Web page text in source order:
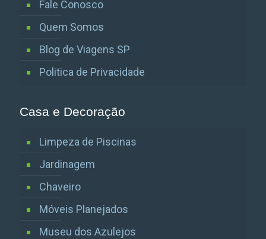
Fale Conosco
Quem Somos
Blog de Viagens SP
Politica de Privacidade
Casa e Decoração
Limpeza de Piscinas
Jardinagem
Chaveiro
Móveis Planejados
Museu dos Azulejos